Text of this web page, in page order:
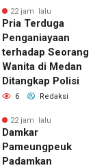
22 jam lalu
Pria Terduga
Penganiayaan
terhadap Seorang
Wanita di Medan
Ditangkap Polisi
6 Redaksi
22 jam lalu
Damkar
Pameungpeuk
Padamkan